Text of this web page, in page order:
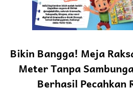
Bikin Bangga! Meja
Meter Tanpa
Berhasil Pecahkan